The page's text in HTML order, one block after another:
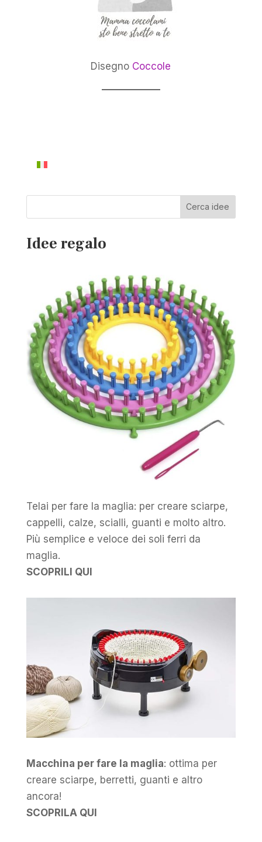
Disegno Coccole
Cerca idee
Idee regalo
Telai per fare la maglia: per creare sciarpe,
cappelli, calze, scialli, guanti e molto altro.
Più semplice e veloce dei soli ferri da
maglia.
SCOPRILI QUI
Macchina per fare la maglia: ottima per
creare sciarpe, berretti, guanti e altro
ancora!
SCOPRILA QUI